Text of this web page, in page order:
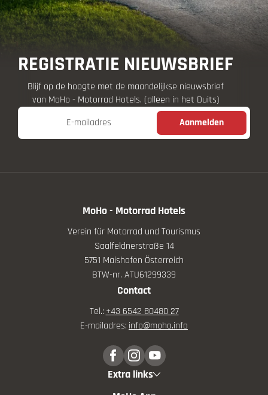
REGISTRATIE NIEUWSBRIEF
Blijf op de hoogte met de maandelijkse nieuwsbrief
van MoHo - Motorrad Hotels. (alleen in het Duits)
E-mailadres
Aanmelden
MoHo - Motorrad Hotels
Verein für Motorrad und Tourismus
Saalfeldnerstraße 14
5751 Maishofen Österreich
BTW-nr. ATU61299339
Contact
Tel.: +43 6542 80480 27
E-mailadres: info@moho.info
Extra links